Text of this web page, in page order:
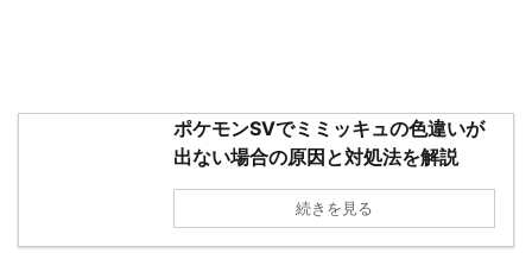
ポケモンSVでミミッキュの色違いが
出ない場合の原因と対処法を解説
続きを見る